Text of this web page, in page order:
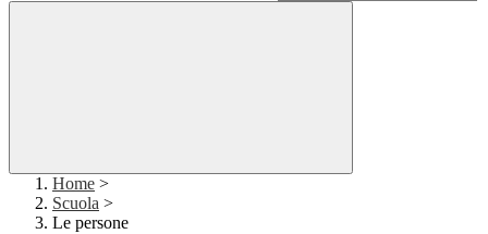
Home >
Scuola >
Le persone